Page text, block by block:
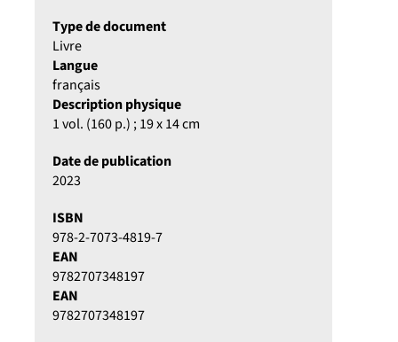
Type de document
Livre
Langue
français
Description physique
1 vol. (160 p.) ; 19 x 14 cm
Date de publication
2023
ISBN
978-2-7073-4819-7
EAN
9782707348197
EAN
9782707348197